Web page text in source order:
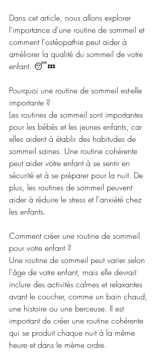
Dans cet article, nous allons explorer
l'importance d'une routine de sommeil et
comment l'ostéopathie peut aider à
améliorer la qualité du sommeil de votre
enfant. 😴💤
Pourquoi une routine de sommeil est-elle
importante ?
Les routines de sommeil sont importantes
pour les bébés et les jeunes enfants, car
elles aident à établir des habitudes de
sommeil saines. Une routine cohérente
peut aider votre enfant à se sentir en
sécurité et à se préparer pour la nuit. De
plus, les routines de sommeil peuvent
aider à réduire le stress et l'anxiété chez
les enfants.
Comment créer une routine de sommeil
pour votre enfant ?
Une routine de sommeil peut varier selon
l'âge de votre enfant, mais elle devrait
inclure des activités calmes et relaxantes
avant le coucher, comme un bain chaud,
une histoire ou une berceuse. Il est
important de créer une routine cohérente
qui se produit chaque nuit à la même
heure et dans le même ordre.